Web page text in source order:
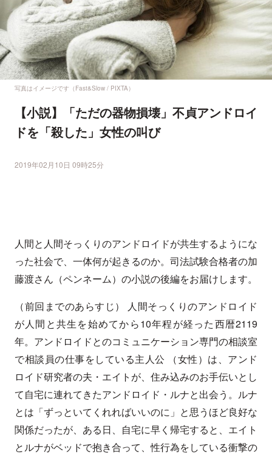
写真はイメージです（Fast&Slow / PIXTA）
【小説】「ただの器物損壊」不貞アンドロイ
ドを「殺した」女性の叫び
2019年02月10日 09時25分
人間と人間そっくりのアンドロイドが共生するようにな
った社会で、一体何が起きるのか。司法試験合格者の加
藤渡さん（ペンネーム）の小説の後編をお届けします。
（前回までのあらすじ） 人間そっくりのアンドロイド
が人間と共生を始めてから10年程が経った西暦2119
年。アンドロイドとのコミュニケーション専門の相談室
で相談員の仕事をしている主人公 （女性）は、アンド
ロイド研究者の夫・エイトが、住み込みのお手伝いとし
て自宅に連れてきたアンドロイド・ルナと出会う。ルナ
とは「ずっといてくれればいいのに」と思うほど良好な
関係だったが、ある日、自宅に早く帰宅すると、エイト
とルナがベッドで抱き合って、性行為をしている衝撃の